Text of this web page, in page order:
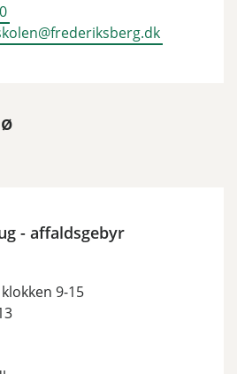
- affaldsgebyr
9-15